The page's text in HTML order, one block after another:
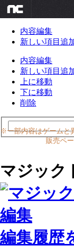
内容編集
新しい項目追
内容編集
新しい項目追
上に移動
下に移動
削除
※一部内容はゲームと
販売ペ
マジック
編集履歴